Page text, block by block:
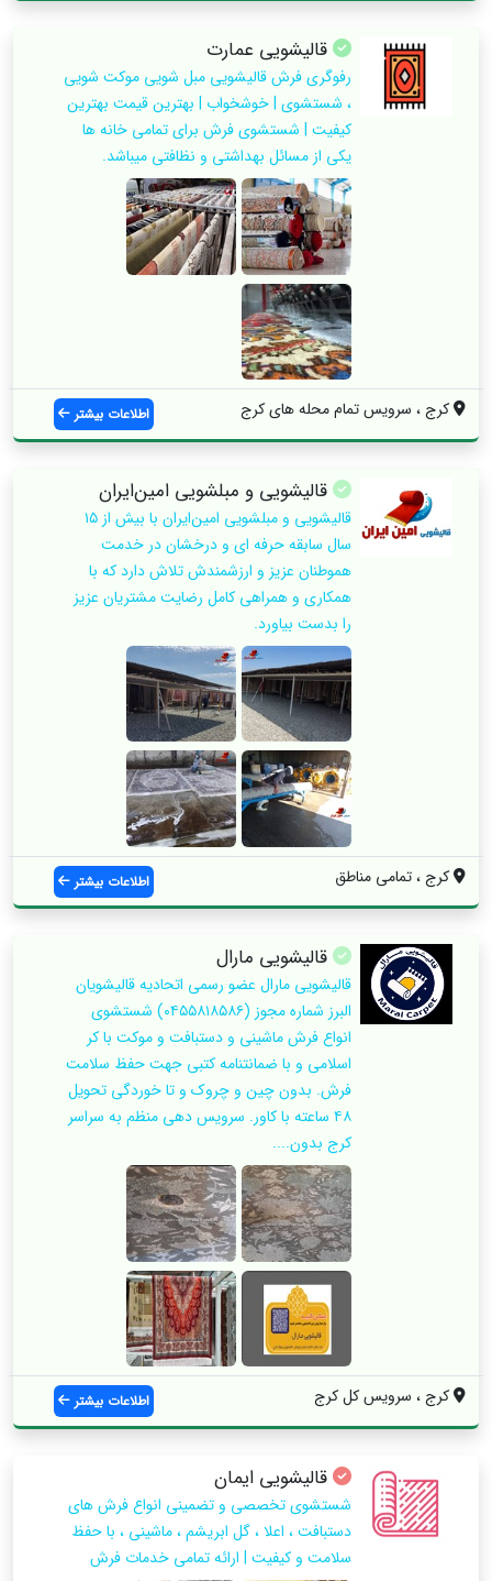
قالیشویی عمارت
رفوگری فرش قالیشویی مبل شویی موکت شویی
، شستشوی | خوشخواب | بهترین قیمت بهترین
کیفیت | شستشوی فرش برای تمامی خانه ها
یکی از مسائل بهداشتی و نظافتی میباشد.
کرج ، سرویس تمام محله های کرج اطلاعات بیشتر
قالیشویی و مبلشویی امین‌ایران
قالیشویی و مبلشویی امین‌ایران با بیش از ۱۵
سال سابقه حرفه ای و درخشان در خدمت
هموطنان عزیز و ارزشمندش تلاش دارد که با
همکاری و همراهی کامل رضایت مشتریان عزیز
را بدست بیاورد.
کرج ، تمامی مناطق اطلاعات بیشتر
قالیشویی مارال
قالیشویی مارال عضو رسمی اتحادیه قالیشویان
البرز شماره مجوز (۰۴۵۵۸۱۸۵۸۶) شستشوی
انواع فرش ماشینی و دستبافت و موکت با کر
اسلامی و با ضمانتنامه کتبی جهت حفظ سلامت
فرش. بدون چین و چروک و تا خوردگی تحویل
۴۸ ساعته با کاور. سرویس دهی منظم به سراسر
کرج بدون....
کرج ، سرویس کل کرج اطلاعات بیشتر
قالیشویی ایمان
شستشوی تخصصی و تضمینی انواع فرش های
دستبافت ، اعلا ، گل ابریشم ، ماشینی ، با حفظ
سلامت و کیفیت | ارائه تمامی خدمات فرش